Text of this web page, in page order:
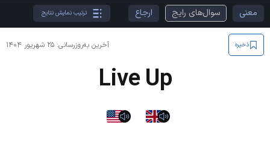
معنی سوال‌های رایج ارجاع ترتیب نمایش نتایج
آخرین به‌روزرسانی: ۲۵ شهریور ۱۴۰۴ ذخیره
Live Up